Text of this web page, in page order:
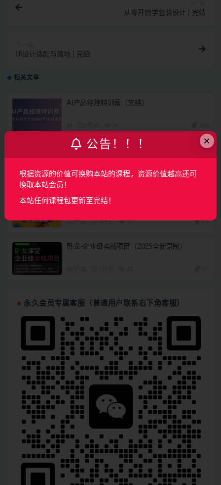
从零开始学包装设计 | 完结
UI设计适配与落地 | 完结
相关文章
AI产品经理特训营（完结）
覆盖车载投屏、多媒体、智能语音等核心功能
开发（完结）
UI/产品 3月前 10
葵黑黑Blender课程第08期
UI/产品 4月前 11 19
卧龙-企业级实战项目（2025全新录制）
永久会员专属客服（普通用户联系右下角客服）
×
公告！！！
根据资源的价值可换购本站的课程，资源价值越高还可
换取本站会员！
本站任何课程包更新至完结！